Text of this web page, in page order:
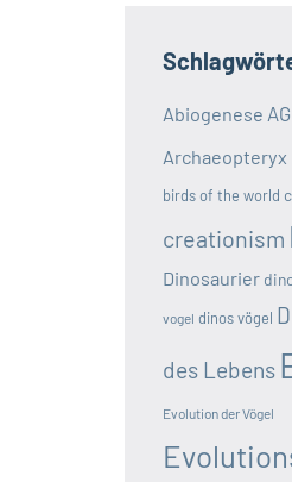
Abiogenese
Archaeopteryx
birds of the world
creationism
Dinosaurier
vogel dinos vögel
des Lebens
Evolution der Vögel